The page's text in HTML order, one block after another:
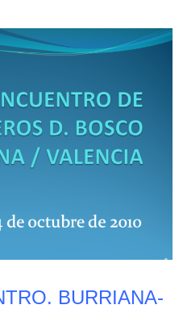
. BURRIANA-